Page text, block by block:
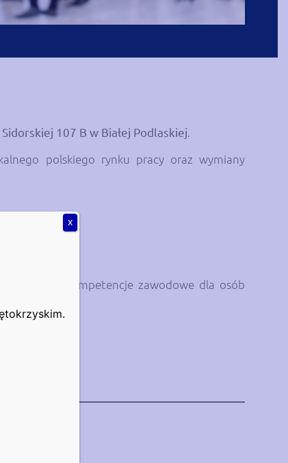
107 B w Białej Podlaskiej.
polskiego rynku pracy oraz wymiany
kompetencje zawodowe dla osób
X